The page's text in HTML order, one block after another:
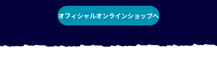
オフィシャルオンラインショップへ